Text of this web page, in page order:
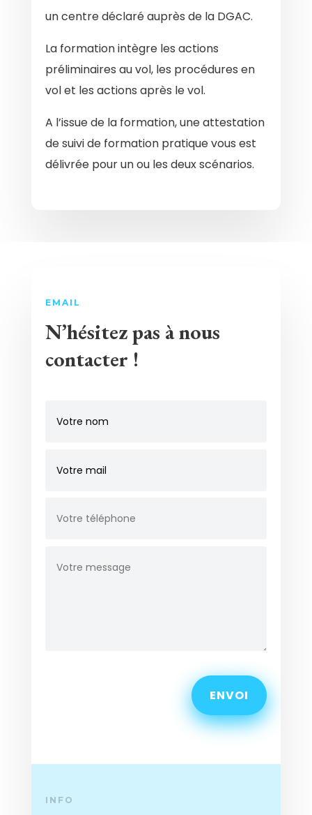
un centre déclaré auprès de la DGAC.
La formation intègre les actions
préliminaires au vol, les procédures en
vol et les actions après le vol.
A l’issue de la formation, une attestation
de suivi de formation pratique vous est
délivrée pour un ou les deux scénarios.
EMAIL
N’hésitez pas à nous
contacter !
ENVOI
INFO